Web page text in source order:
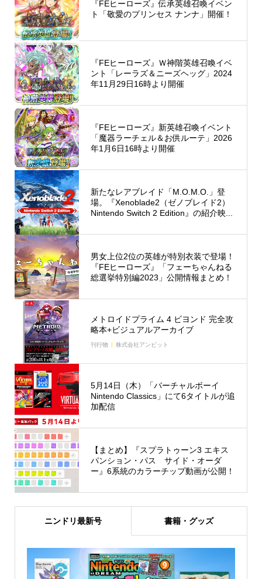
『FEヒーローズ』伝承英雄召喚イベン
ト「敬愛のプリンセス ナンナ」開催！
『FEヒーローズ』Ｗ神階英雄召喚イベ
ント「レーラズ＆ニーズヘッグ」2024
年11月29日16時より開催
『FEヒーローズ』新英雄召喚イベント
「魔器ラーチェル＆お供ルーテ」2026
年1月6日16時より開催
新たなレアブレイド「M.O.M.O.」登
場。『Xenoblade2（ゼノブレイド2）
Nintendo Switch 2 Edition』の紹介映...
男女上位2位の英雄が特別衣装で登場！
『FEヒーローズ』「フェーちゃんねる
総選挙特別編2023」公開情報まとめ！
メトロイドプライム 4 ビヨンド 完全攻
略本+ビジュアルアーカイブ
刊行物 株式会社アンビット
5月14日（木）「バーチャルボーイ
Nintendo Classics」にて6タイトルが追
加配信
【まとめ】『スプラトゥーン3 エキス
パンション・パス サイド・オーダ
ー』6系統のカラーチップ動画が公開！
ニンドリ最新号 書籍・グッズ